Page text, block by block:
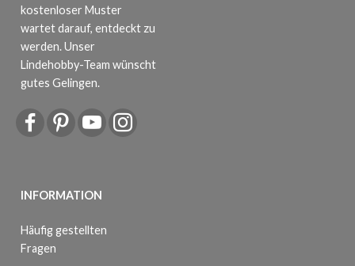
kostenloser Muster
wartet darauf, entdeckt zu
werden. Unser
Lindehobby-Team wünscht
gutes Gelingen.
INFORMATION
Häufig gestellten
Fragen